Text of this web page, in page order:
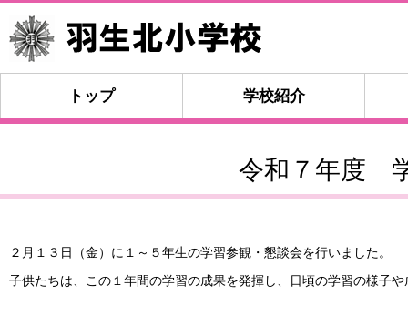
トップ 学校紹介
令和７年度
２月１３日（金）に１～５年生の学習参観・懇談会を行いました。
子供たちは、この１年間の学習の成果を発揮し、日頃の学習の様子